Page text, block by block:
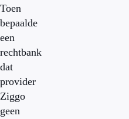
Toen
bepaalde
een
rechtbank
dat
provider
Ziggo
geen